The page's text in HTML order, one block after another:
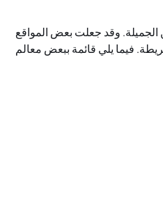
وقد جعلت بعض المواقع
فيما يلي قائمة ببعض معالم